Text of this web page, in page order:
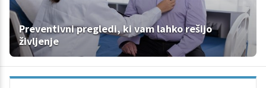
Preventivni pregledi, ki vam lahko rešijo
življenje